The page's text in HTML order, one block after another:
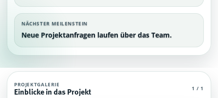
NÄCHSTER MEILENSTEIN
Neue Projektanfragen laufen über das Team.
Aviation Flugsicherung & Regulierung
Aviation Flugsicherung & Regulierung Agent (MC , die über
PROJEKTGALERIE
Einblicke in das Projekt
1 / 1